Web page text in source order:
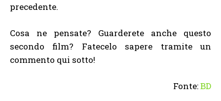
precedente.
Cosa ne pensate? Guarderete anche questo
secondo film? Fatecelo sapere tramite un
commento qui sotto!
Fonte:BD